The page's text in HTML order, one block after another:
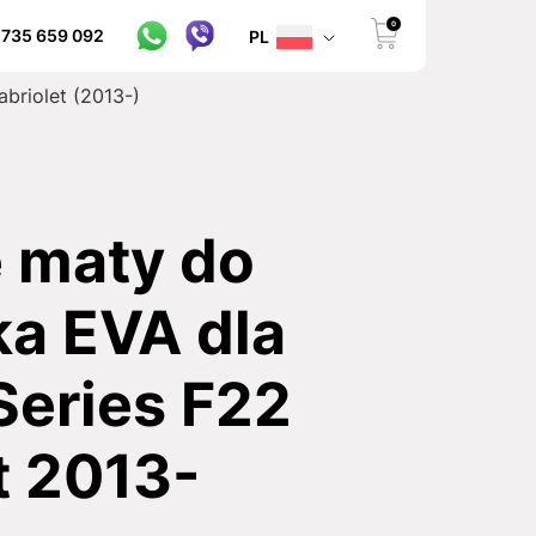
659 092 PL
0
(2013-)
maty do
EVA dla
F22
2013-